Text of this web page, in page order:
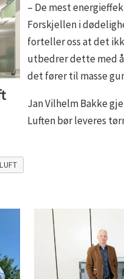
– De mest
Forskjellen i
forteller oss at det
utbedrer dette med
det fører til masse
Jan Vilhelm Bakke
Luften bør leveres
LUFT